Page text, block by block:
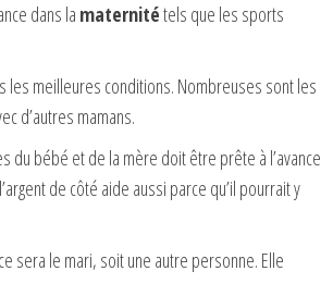
dans la maternitétels que les sports
les meilleures conditions. Nombreuses sont les
d’autres mamans.
du bébé et de la mère doit être prête à l’avance
de côté aide aussi parce qu’il pourrait y
sera le mari, soit une autre personne. Elle